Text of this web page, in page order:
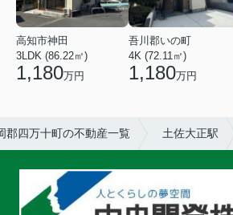
高知市神田
3LDK (86.22㎡)
1,180万円
吾川郡いの町
4K (72.11㎡)
1,180万円
郡四万十町の不動産一覧 土佐大正駅